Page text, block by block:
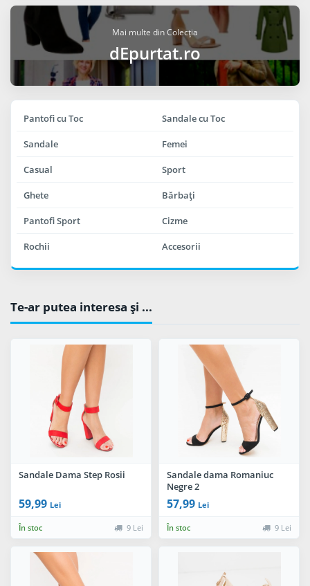
Mai multe din Colecția
dEpurtat.ro
Pantofi cu Toc Sandale cu Toc
Sandale Femei
Casual Sport
Ghete Bărbaţi
Pantofi Sport Cizme
Rochii Accesorii
Te-ar putea interesa şi ...
Sandale Dama Step Rosii
59,99 Lei
În stoc 9 Lei
Sandale dama Romaniuc
Negre 2
57,99 Lei
În stoc 9 Lei